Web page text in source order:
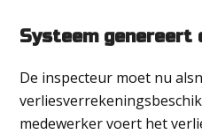
Systeem genereert
De inspecteur moet nu
medewerker voert het